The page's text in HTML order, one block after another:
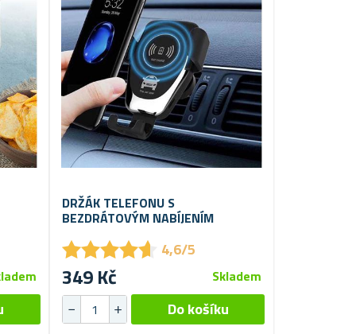
DRŽÁK TELEFONU S
BEZDRÁTOVÝM NABÍJENÍM
★★★★★
★★★★★ 4,6/5
349 Kč Skladem